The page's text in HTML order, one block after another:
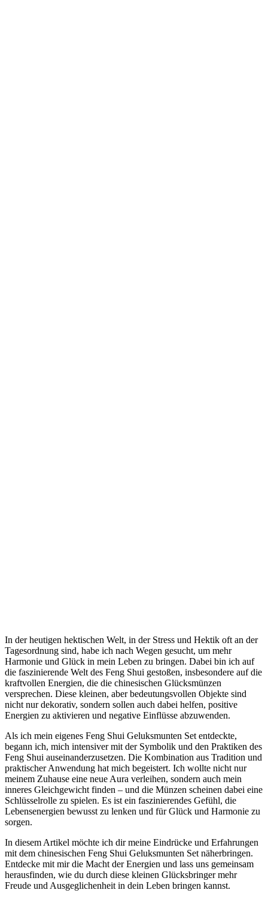
In der heutigen hektischen Welt, in der Stress ⁣und Hektik oft an der
Tagesordnung sind, habe ich nach Wegen gesucht, ‌um mehr
Harmonie und Glück in mein Leben zu⁢ bringen. Dabei bin‌ ich auf
‌die faszinierende‌ Welt des Feng Shui gestoßen, insbesondere auf die
‌kraftvollen Energien, die die⁢ chinesischen Glücksmünzen
versprechen. Diese kleinen, aber bedeutungsvollen Objekte sind
nicht ​nur dekorativ, sondern ‌sollen⁢ auch dabei ⁣helfen, ‌positive
Energien zu aktivieren und negative Einflüsse abzuwenden.
Als ich mein eigenes Feng Shui ⁤Geluksmunten Set entdeckte,
begann ich, mich intensiver mit der Symbolik und den Praktiken ​des
Feng Shui auseinanderzusetzen. ‍Die Kombination aus Tradition und⁣
praktischer Anwendung hat mich begeistert.​ Ich wollte nicht nur
meinem Zuhause‍ eine⁤ neue Aura ⁢verleihen, sondern auch mein
inneres​ Gleichgewicht‌ finden ‌– und die Münzen scheinen dabei eine
Schlüsselrolle zu spielen. Es ist ein⁣ faszinierendes Gefühl, die
Lebensenergien bewusst zu lenken und für Glück und Harmonie zu
sorgen.
In diesem Artikel möchte ich‍ dir meine Eindrücke und Erfahrungen
mit dem chinesischen Feng Shui Geluksmunten Set​ näherbringen.
Entdecke mit mir die Macht der Energien und lass uns gemeinsam
herausfinden, wie du durch ‍diese kleinen Glücksbringer⁢ mehr
Freude und Ausgeglichenheit in dein ⁢Leben bringen kannst.